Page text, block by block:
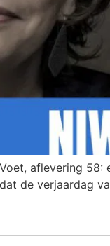
aflevering
de verjaardag